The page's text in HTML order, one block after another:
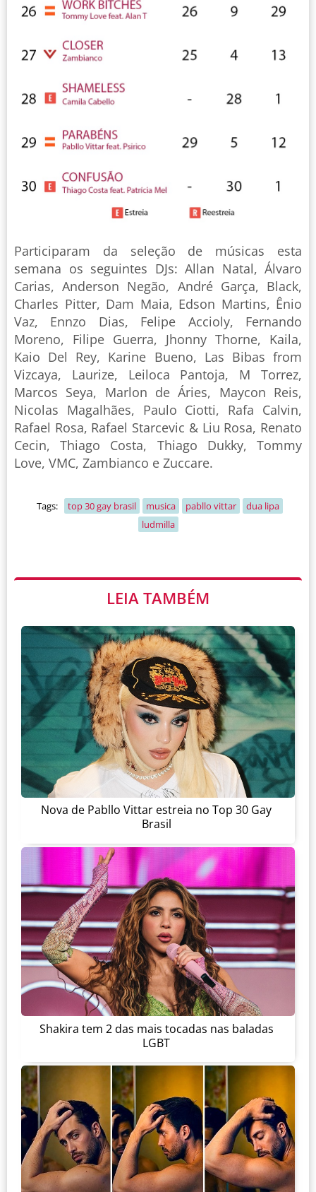
Participaram da seleção de músicas esta
semana os seguintes DJs: Allan Natal, Álvaro
Carias, Anderson Negão, André Garça, Black,
Charles Pitter, Dam Maia, Edson Martins, Ênio
Vaz, Ennzo Dias, Felipe Accioly, Fernando
Moreno, Filipe Guerra, Jhonny Thorne, Kaila,
Kaio Del Rey, Karine Bueno, Las Bibas from
Vizcaya, Laurize, Leiloca Pantoja, M Torrez,
Marcos Seya, Marlon de Áries, Maycon Reis,
Nicolas Magalhães, Paulo Ciotti, Rafa Calvin,
Rafael Rosa, Rafael Starcevic & Liu Rosa, Renato
Cecin, Thiago Costa, Thiago Dukky, Tommy
Love, VMC, Zambianco e Zuccare.
Tags: top 30 gay brasil musica pabllo vittar
dua lipa
ludmilla
LEIA TAMBÉM
Nova de Pabllo Vittar estreia no Top 30 Gay
Brasil
Shakira tem 2 das mais tocadas nas baladas
LGBT